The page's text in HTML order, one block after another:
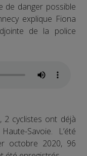
de danger possible
explique Fiona
de la police
2 cyclistes ont déjà
Savoie. L’été
octobre 2020, 96